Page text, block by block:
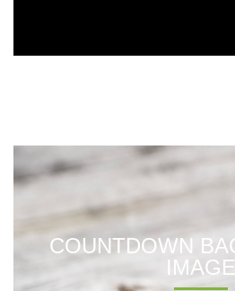
COUNTDOWN
IMAGE